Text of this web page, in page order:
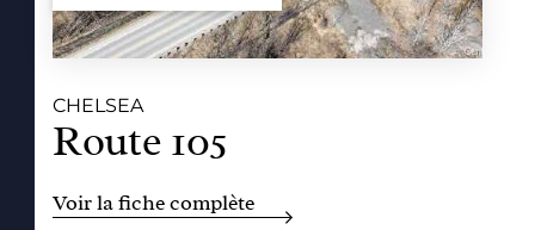
CHELSEA
Route 105
Voir la fiche complète